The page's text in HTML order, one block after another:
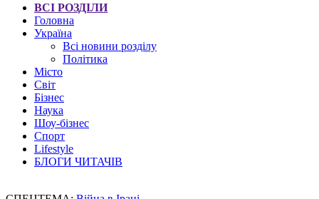
ВСІ РОЗДІЛИ
Головна
Україна
Всі новини розділу
Політика
Місто
Світ
Бізнес
Наука
Шоу-бізнес
Спорт
Lifestyle
БЛОГИ ЧИТАЧІВ